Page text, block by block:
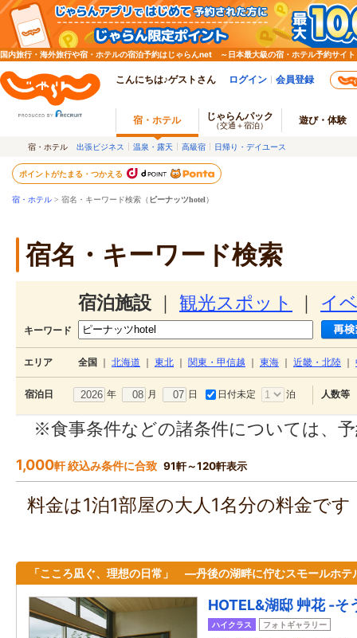
国内旅行・海外旅行や宿・ホテルの宿泊予約はじゃらんnet ～日本最大級の宿・ホテル予約サイト
こんにちは♪ゲストさん ログイン 会員登録
宿・ホテル じゃらんパック
（交通＋宿泊） 遊び・体験
宿・ホテル 出張ビジネス 温泉・露天 高級宿 日帰り・デイユース
ポイントがたまる・つかえる
宿・ホテル > 宿名・キーワード検索（ ピーナッツhotel）
宿名・キーワード検索
宿泊施設 観光スポット イ
キーワード
エリア 全国 北海道 東北 関東・甲信越 東海 近畿・北陸
宿泊日 年 月 日 日付未定 泊 人数等
※食事条件などの諸条件については、
1,000軒 絞込み条件に合致 91軒～120軒表示
料金は1泊1部屋の大人1名分の料金で
「こころ凪ぐ、理想の日常」 ―丹後の湖畔に佇むスモールホテ
HOTEL&湖邸 艸花 -そ
ハイクラス フォトギャラリー